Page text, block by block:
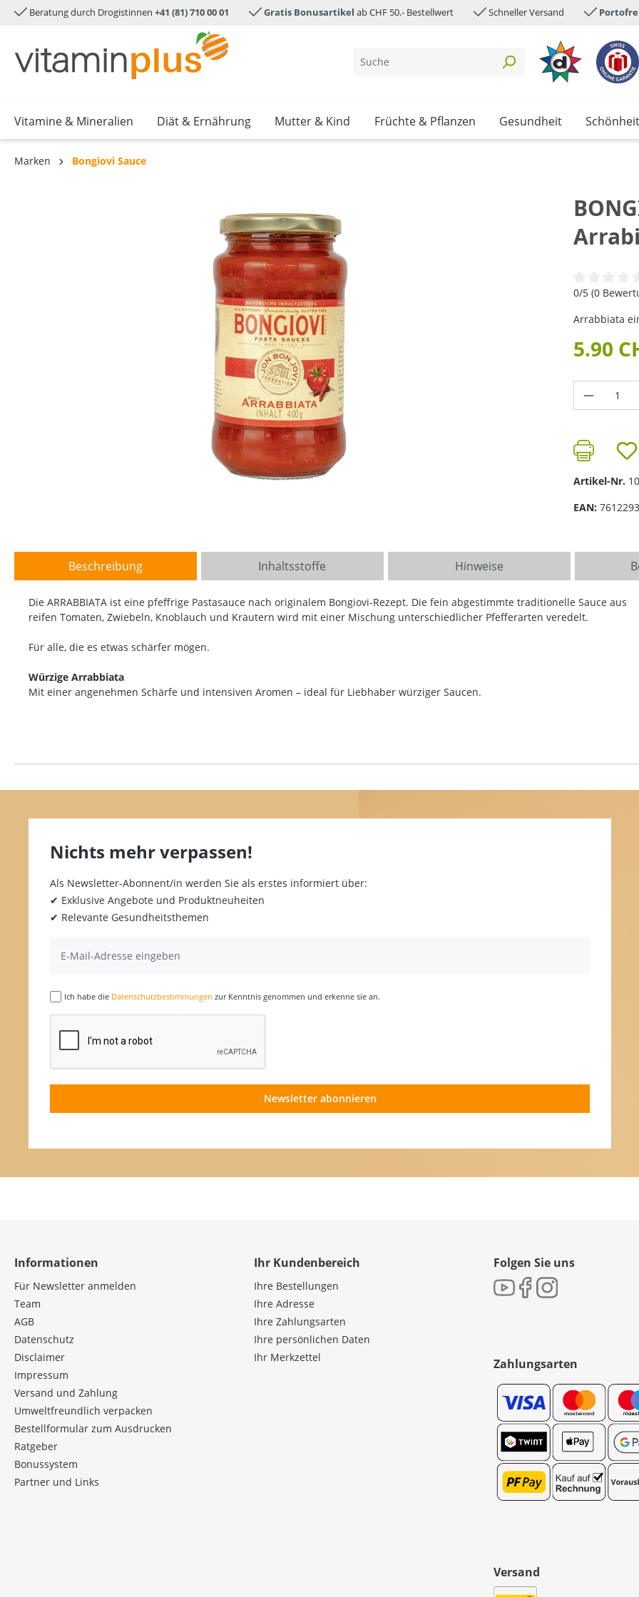
springen Zur Hauptnavigation springen
Beratung durch Drogistinnen +41 (81) 710 00 01 Gratis Bonusartikel ab CHF 50.- Bestellwert Schneller Versand
Vitamine & Mineralien Diät & Ernährung Mutter & Kind Früchte & Pflanzen Gesundheit Schönheit
Marken Bongiovi Sauce
0/5 (0
Arrabbiata
5.90
Artikel-Nr.
EAN:
Beschreibung Inhaltsstoffe Hinweise
Die ARRABBIATA ist eine pfeffrige Pastasauce nach originalem Bongiovi-Rezept. Die fein abgestimmte traditionelle Sauce aus
reifen Tomaten, Zwiebeln, Knoblauch und Kräutern wird mit einer Mischung unterschiedlicher Pfefferarten veredelt.
Für alle, die es etwas schärfer mögen.
Würzige Arrabbiata
Mit einer angenehmen Schärfe und intensiven Aromen – ideal für Liebhaber würziger Saucen.
Nichts mehr verpassen!
Als Newsletter-Abonnent/in werden Sie als erstes informiert über:
✔ Exklusive Angebote und Produktneuheiten
✔ Relevante Gesundheitsthemen
Ich habe die Datenschutzbestimmungen zur Kenntnis genommen und erkenne sie an.
Newsletter abonnieren
Informationen
Für Newsletter anmelden
Team
AGB
Datenschutz
Disclaimer
Impressum
Versand und Zahlung
Umweltfreundlich verpacken
Bestellformular zum Ausdrucken
Ratgeber
Bonussystem
Partner und Links
Ihr Kundenbereich
Ihre Bestellungen
Ihre Adresse
Ihre Zahlungsarten
Ihre persönlichen Daten
Ihr Merkzettel
Folgen Sie uns
Zahlungsarten
Versand